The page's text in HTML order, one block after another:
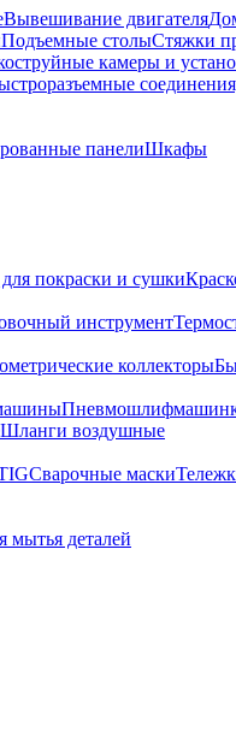
Вывешивание двигателя
Подъемные столыСтяжки
камеры и
панелиШкафы
покраски и сушки
инструмент
коллекторы
Шланги воздушные
Сварочные маски
мытья деталей